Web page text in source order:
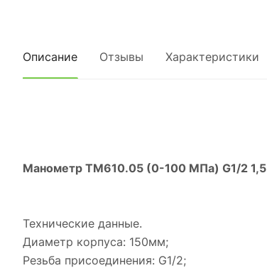
Описание Отзывы Характеристики
Манометр ТМ610.05 (0-100 МПа) G1/2 1,5
Технические данные.
Диаметр корпуса: 150мм;
Резьба присоединения: G1/2;